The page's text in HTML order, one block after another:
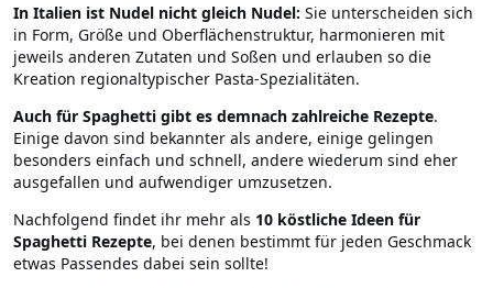
In Italien ist Nudel nicht gleich Nudel: Sie unterscheiden sich
in Form, Größe und Oberflächenstruktur, harmonieren mit
jeweils anderen Zutaten und Soßen und erlauben so die
Kreation regionaltypischer Pasta-Spezialitäten.
Auch für Spaghetti gibt es demnach zahlreiche Rezepte.
Einige davon sind bekannter als andere, einige gelingen
besonders einfach und schnell, andere wiederum sind eher
ausgefallen und aufwendiger umzusetzen.
Nachfolgend findet ihr mehr als 10 köstliche Ideen für
Spaghetti Rezepte, bei denen bestimmt für jeden Geschmack
etwas Passendes dabei sein sollte!